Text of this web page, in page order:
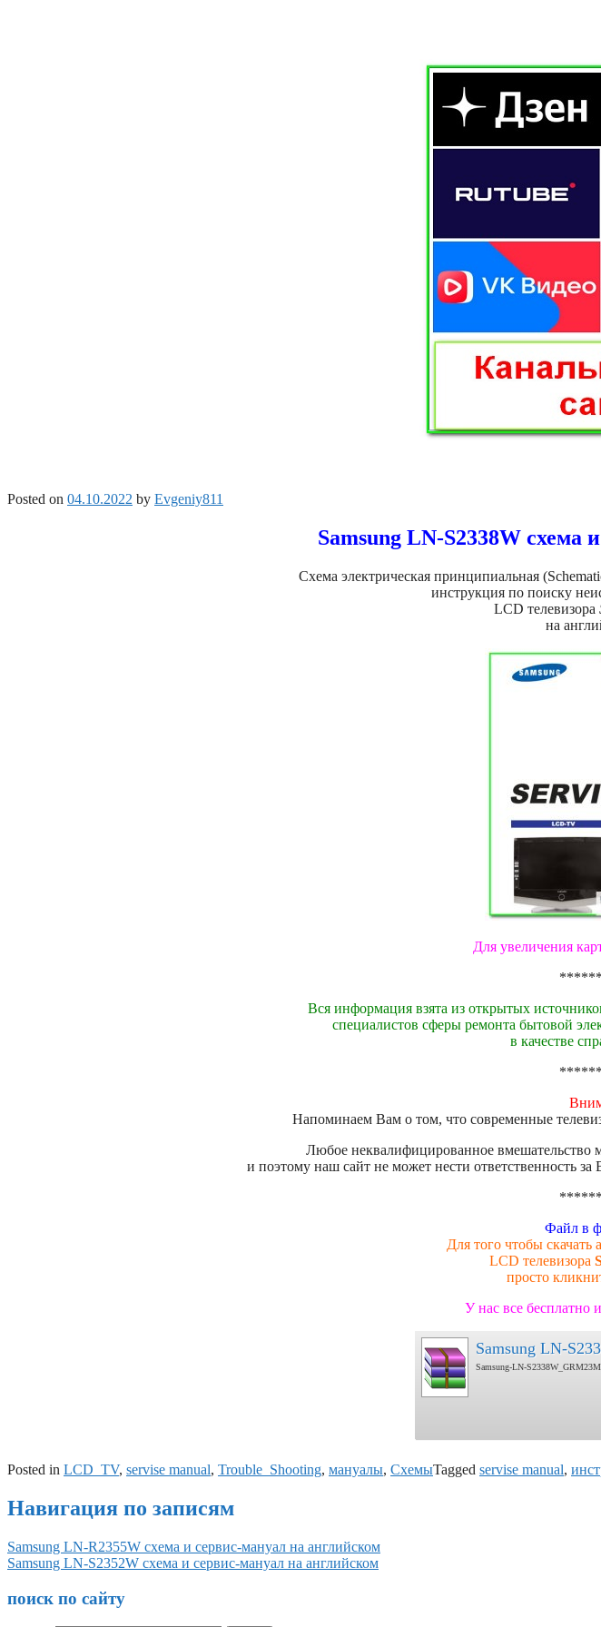
Posted on 04.10.2022 by Evgeniy811
Samsung LN-S2338W схема
Схема электрическая принципиальная
инструкция по поиску
LCD телевизора
на
Для увеличения
Вся информация взята из открытых
специалистов сферы ремонта бытовой
в качестве
Напоминаем Вам о том, что современные
Любое неквалифицированное вмешательство
и поэтому наш сайт не может нести ответственность
Файл в
Для того чтобы
LCD телевизора
просто
У нас все бесплатно
Samsung LN-
Samsung-LN-
Posted in LCD_TV, servise manual, Trouble_Shooting, мануалы, СхемыTagged servise manual,
Навигация по записям
Samsung LN-R2355W схема и сервис-мануал на английском
Samsung LN-S2352W схема и сервис-мануал на английском
поиск по сайту